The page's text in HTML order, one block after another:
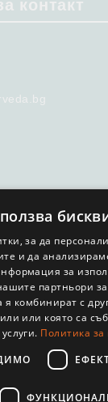
контакт
GDPR
е 100%
нашата
Моите лични данни
за да
и да
за
партньори
я комбинират с
или която са
Политика за